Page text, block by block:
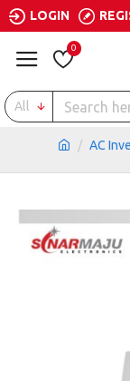
LOGIN
0
All
AC